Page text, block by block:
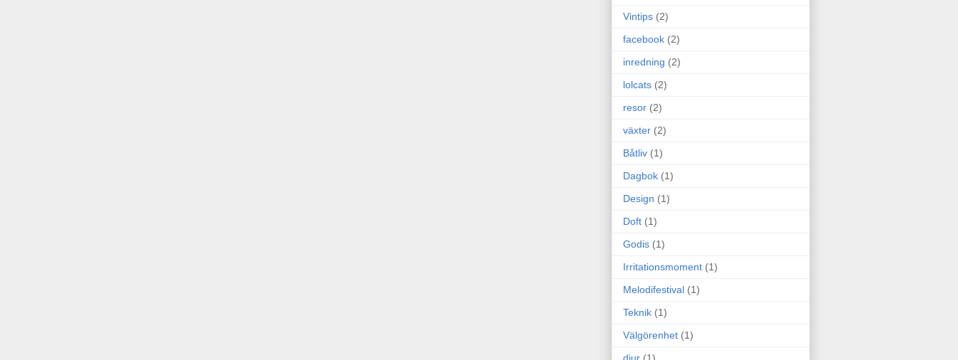
Vintips (2)
facebook (2)
inredning (2)
lolcats (2)
resor (2)
växter (2)
Båtliv (1)
Dagbok (1)
Design (1)
Doft (1)
Godis (1)
Irritationsmoment (1)
Melodifestival (1)
Teknik (1)
Välgörenhet (1)